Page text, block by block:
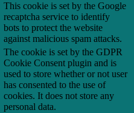
This cookie is set by the Google
recaptcha service to identify
bots to protect the website
against malicious spam attacks.
The cookie is set by the GDPR
Cookie Consent plugin and is
used to store whether or not user
has consented to the use of
cookies. It does not store any
personal data.